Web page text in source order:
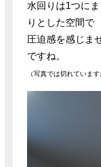
水回りは1つに
りとした空間で
圧迫感を感じま
ですね。
（写真では切れていま